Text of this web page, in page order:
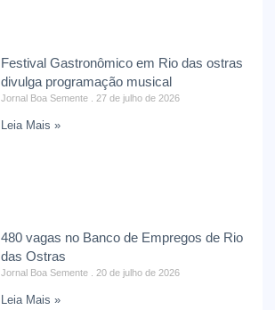
Festival Gastronômico em Rio das ostras
divulga programação musical
Jornal Boa Semente 27 de julho de 2026
Leia Mais »
480 vagas no Banco de Empregos de Rio
das Ostras
Jornal Boa Semente 20 de julho de 2026
Leia Mais »